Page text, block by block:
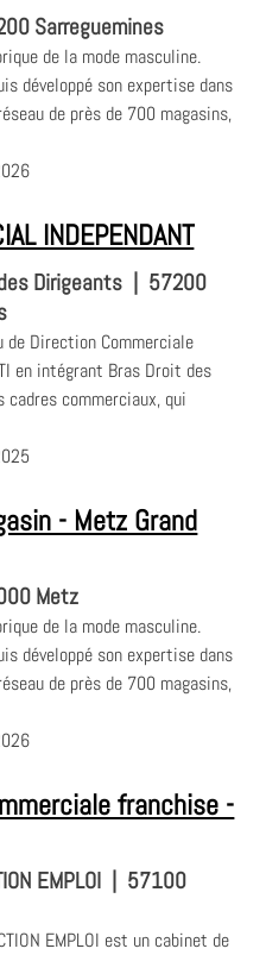
Sarreguemines
de la mode masculine.
développé son expertise dans
de près de 700 magasins,
INDEPENDANT
Dirigeants | 57200
de Direction Commerciale
en intégrant Bras Droit des
cadres commerciaux, qui
- Metz Grand
Metz
de la mode masculine.
développé son expertise dans
de près de 700 magasins,
franchise -
EMPLOI | 57100
EMPLOI est un cabinet de